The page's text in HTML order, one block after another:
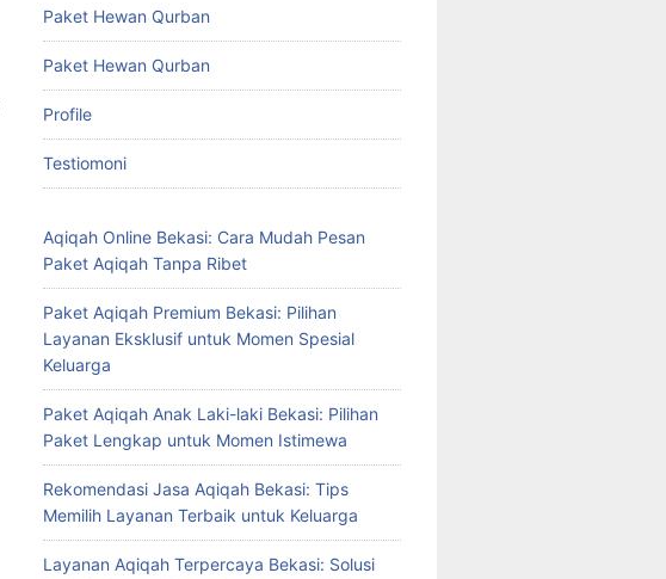
Paket Hewan Qurban
Paket Hewan Qurban
Profile
Testiomoni
Aqiqah Online Bekasi: Cara Mudah Pesan
Paket Aqiqah Tanpa Ribet
Paket Aqiqah Premium Bekasi: Pilihan
Layanan Eksklusif untuk Momen Spesial
Keluarga
Paket Aqiqah Anak Laki-laki Bekasi: Pilihan
Paket Lengkap untuk Momen Istimewa
Rekomendasi Jasa Aqiqah Bekasi: Tips
Memilih Layanan Terbaik untuk Keluarga
Layanan Aqiqah Terpercaya Bekasi: Solusi